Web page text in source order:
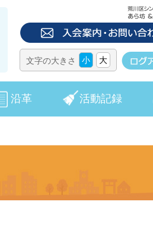
文字の大きさ 小 大
沿革 活動記録